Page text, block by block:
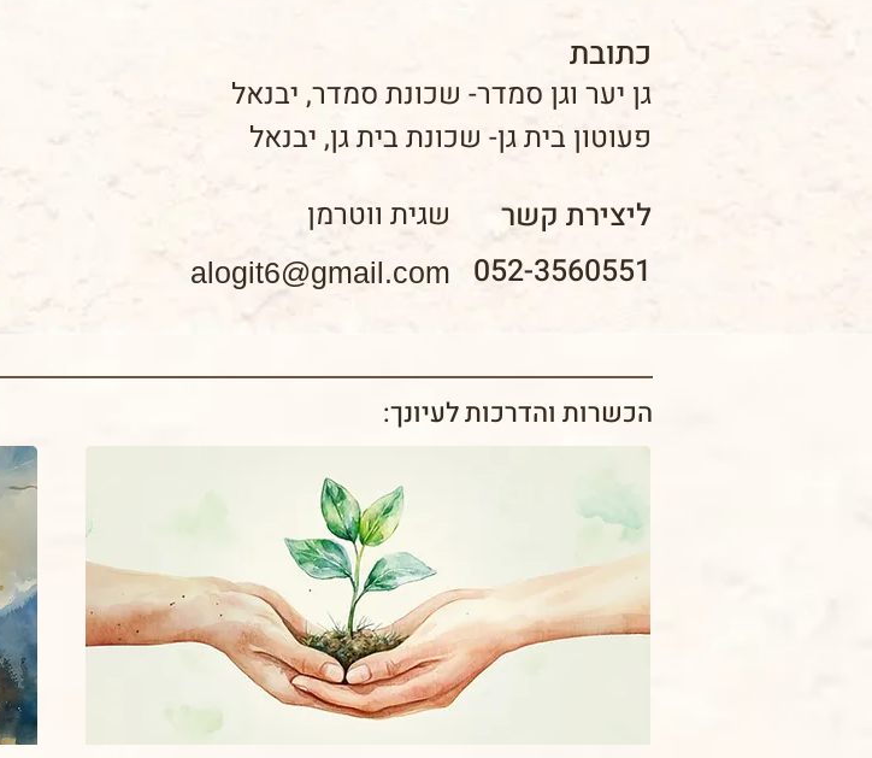
כתובת
גן יער וגן סמדר- שכונת סמדר, יבנאל
פעוטון בית גן- שכונת בית גן, יבנאל
ליצירת קשר שגית ווטרמן
052-3560551
alogit6@gmail.com
הכשרות והדרכות לעיונך: